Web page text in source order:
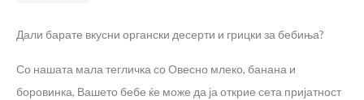
Дали барате вкусни органски десерти и грицки за бебиња?
Со нашата мала тегличка со Овесно млеко, банана и
боровинка, Вашето бебе ќе може да ја открие сета пријатност